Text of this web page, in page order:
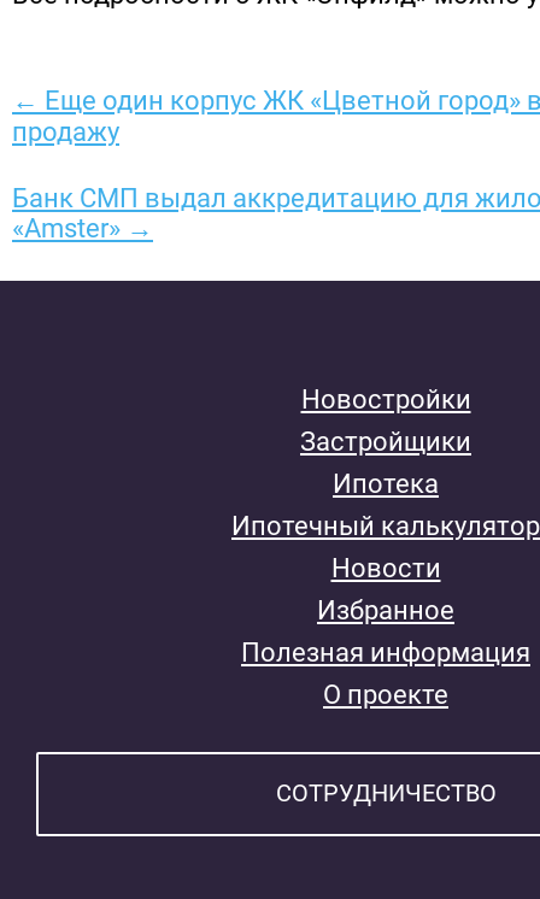
← Еще один корпус ЖК «Цветной город»
продажу
Банк СМП выдал аккредитацию для
«Amster» →
Новостройки
Застройщики
Ипотека
Ипотечный калькулятор
Новости
Избранное
Полезная информация
О проекте
СОТРУДНИЧЕСТВО